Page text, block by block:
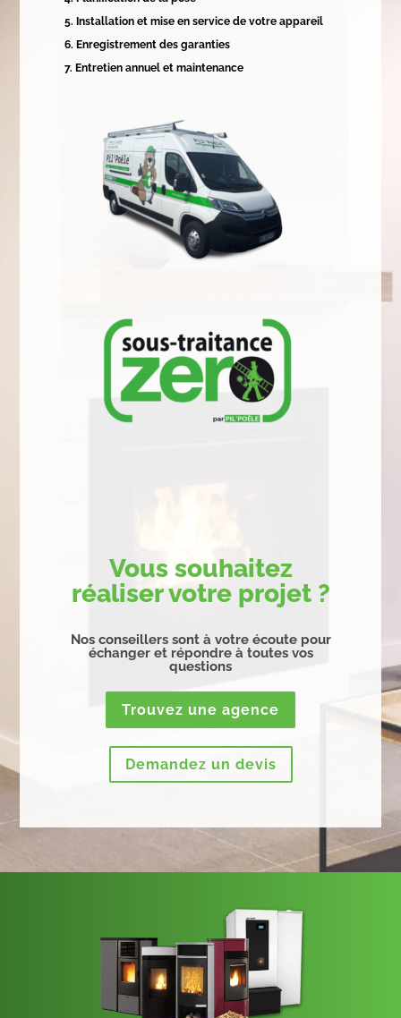
Installation et mise en service de votre appareil
Enregistrement des garanties
Entretien annuel et maintenance
Vous souhaitez
réaliser votre projet ?
Nos conseillers sont à votre écoute pour
échanger et répondre à toutes vos
questions
Trouvez une agence
Demandez un devis